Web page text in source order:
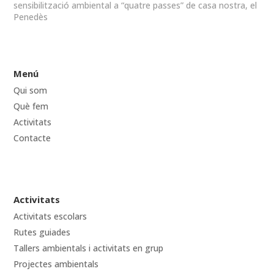
sensibilització ambiental a “quatre passes” de casa nostra, el
Penedès
Menú
Qui som
Què fem
Activitats
Contacte
Activitats
Activitats escolars
Rutes guiades
Tallers ambientals i activitats en grup
Projectes ambientals